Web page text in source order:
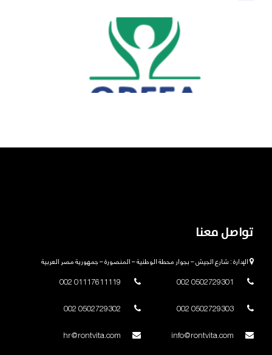
تواصل معنا
الإدارة : شارع الجيش – بجوار محطة الوطنية – المنصورة – جمهورية مصر العربية